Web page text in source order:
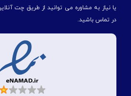
یا نیاز به مشاوره می توانید از طریق چت
در تماس باشید.